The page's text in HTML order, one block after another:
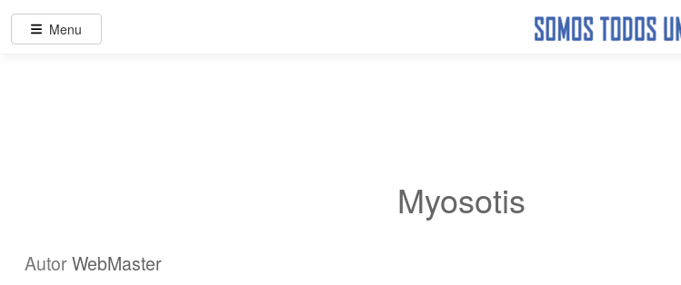
Myosotis
AutorWebMaster
Menu